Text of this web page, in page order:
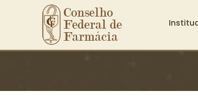
Ir para o conteúdo principal
Conselho
Federal de
Farmácia